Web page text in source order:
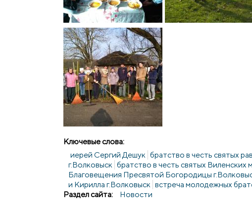
Ключевые слова:
иерей Сергий Дешук братство в честь святых
г.Волковыск братство в честь святых Виленских
Благовещения Пресвятой Богородицы
и Кирилла г.Волковыск встреча молодежных
Раздел сайта:
Новости